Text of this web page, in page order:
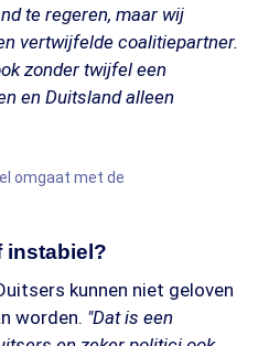
te regeren, maar wij
vertwijfelde coalitiepartner.
zonder twijfel een
en Duitsland alleen
omgaat met de
instabiel?
kunnen niet geloven
worden. "Dat is een